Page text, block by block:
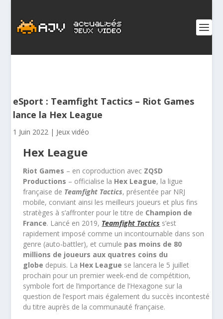
eSport : Teamfight Tactics – Riot Games
lance la Hex League
1 Juin 2022 | Jeux vidéo
Hex League
Riot Games – en coproduction avec ZQSD
Productions – officialise la Hex League, la ligue
française de Teamfight Tactics, présentée par NRJ
mobile, conviant ainsi les meilleurs joueurs et plus fins
stratèges à s’affronter pour le titre de Champion de
France. Lancé en 2019, Teamfight Tactics s’est
rapidement imposé comme un incontournable dans son
genre (auto-battler), et cumule pas moins de 80
millions de joueurs aux quatres coins du
globe depuis. La Hex League se lancera le 5 juillet
prochain pour un premier week-end de compétition,
symbole fort de l’importance de l’Hexagone sur la
question de l’esport mais également du succès incontesté
du titre auprès de la communauté française.